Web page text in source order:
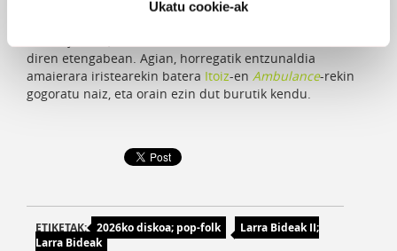
Ukatu cookie-ak
dituenean. Zarata handirik egiten ez duen disko intentsu
diren etengabean. Agian, horregatik entzunaldia
amaierara iristearekin batera Itoiz-en Ambulance-rekin
gogoratu naiz, eta orain ezin dut burutik kendu.
ETIKETAK: 2026ko diskoa; pop-folk
Larra Bideak II;
Larra Bideak